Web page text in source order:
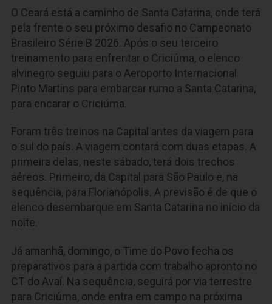
O Ceará está a caminho de Santa Catarina, onde terá
pela frente o seu próximo desafio no Campeonato
Brasileiro Série B 2026. Após o seu terceiro
treinamento para enfrentar o Criciúma, o elenco
alvinegro seguiu para o Aeroporto Internacional
Pinto Martins para embarcar rumo a Santa Catarina,
para encarar o Criciúma.
Foram três treinos na Capital antes da viagem para
o sul do país. A viagem contará com duas etapas. A
primeira delas, neste sábado, terá dois trechos
aéreos. Primeiro, da Capital para São Paulo e, na
sequência, para Florianópolis. A previsão é de que o
elenco desembarque em Santa Catarina no início da
noite.
Já amanhã, domingo, o Time do Povo fecha os
preparativos para a partida com trabalho apronto no
CT do Avaí. Na sequência, seguirá por via terrestre
para Criciúma, onde entra em campo na próxima